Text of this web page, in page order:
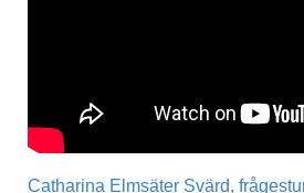
Catharina Elmsäter Svärd,